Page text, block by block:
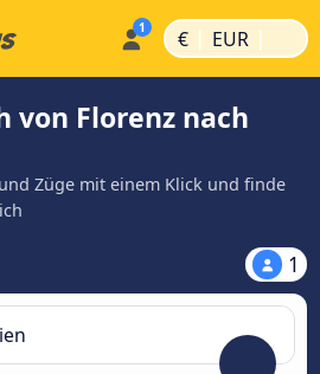
€ | EUR |
von Florenz nach
Züge mit einem Klick und finde
1